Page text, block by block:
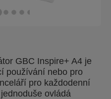
GBC Inspire+ A4 je
používání nebo pro
pro každodenní
ovládá